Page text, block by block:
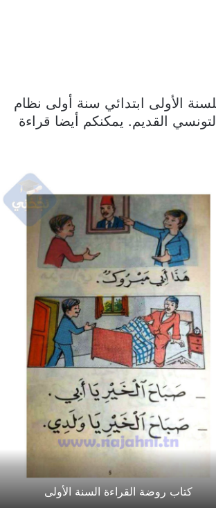
الأولى ابتدائي سنة أولى نظام
القديم. يمكنكم أيضا قراءة
كتاب روضة القراءة السنة الأولى